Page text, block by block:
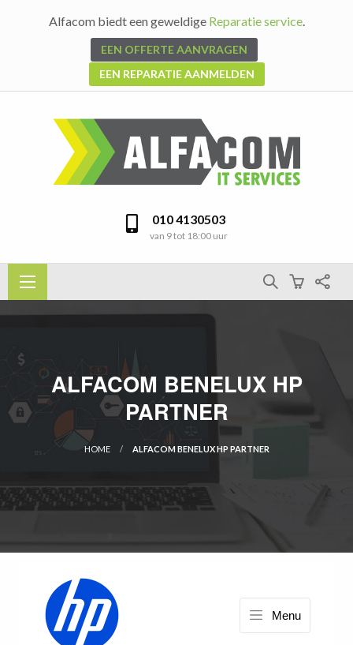
Alfacom biedt een geweldige Reparatie service.
EEN OFFERTE AANVRAGEN
EEN REPARATIE AANMELDEN
010 4130503
van 9 tot 18:00 uur
ALFACOM BENELUX HP
PARTNER
HOME ALFACOM BENELUX HP PARTNER